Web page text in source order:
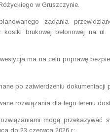
w Gruszczynie.
zadania
kostki brukowej betonowej na
ma na celu poprawę
po zatwierdzeniu dokumentacji
rozwiązania dla tego terenu
mogą przekazywać
do 23 czerwca 2026 r.: